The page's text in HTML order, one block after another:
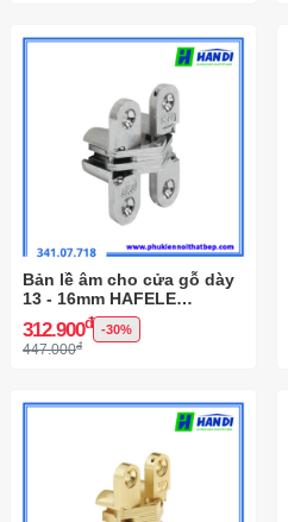
Bản lề âm cho cửa gỗ dày
13 - 16mm HAFELE
341.07.718
312.900đ -30%
447.000đ